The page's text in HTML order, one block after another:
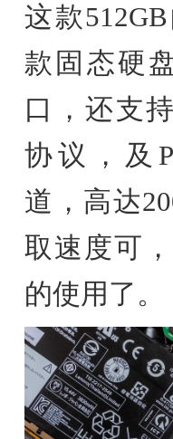
这款
款固态硬
口，还支
协议，及
道，高达
取速度可
的使用了。